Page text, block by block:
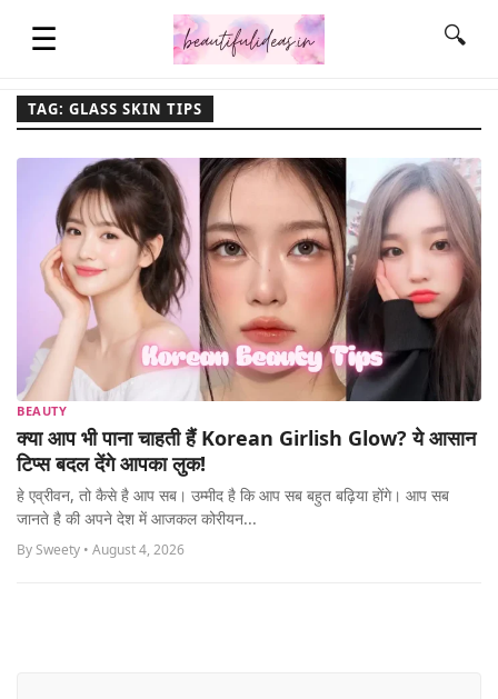
☰
QUOTES
LIFESTYLE
FASHION & STYLE
CONTACT NAME IDEAS
MORE
🔍
TAG: GLASS SKIN TIPS
BEAUTY
क्या आप भी पाना चाहती हैं Korean Girlish Glow? ये आसान
टिप्स बदल देंगे आपका लुक!
हे एव्रीवन, तो कैसे है आप सब। उम्मीद है कि आप सब बहुत बढ़िया होंगे। आप सब
जानते है की अपने देश में आजकल कोरीयन...
By Sweety • August 4, 2026